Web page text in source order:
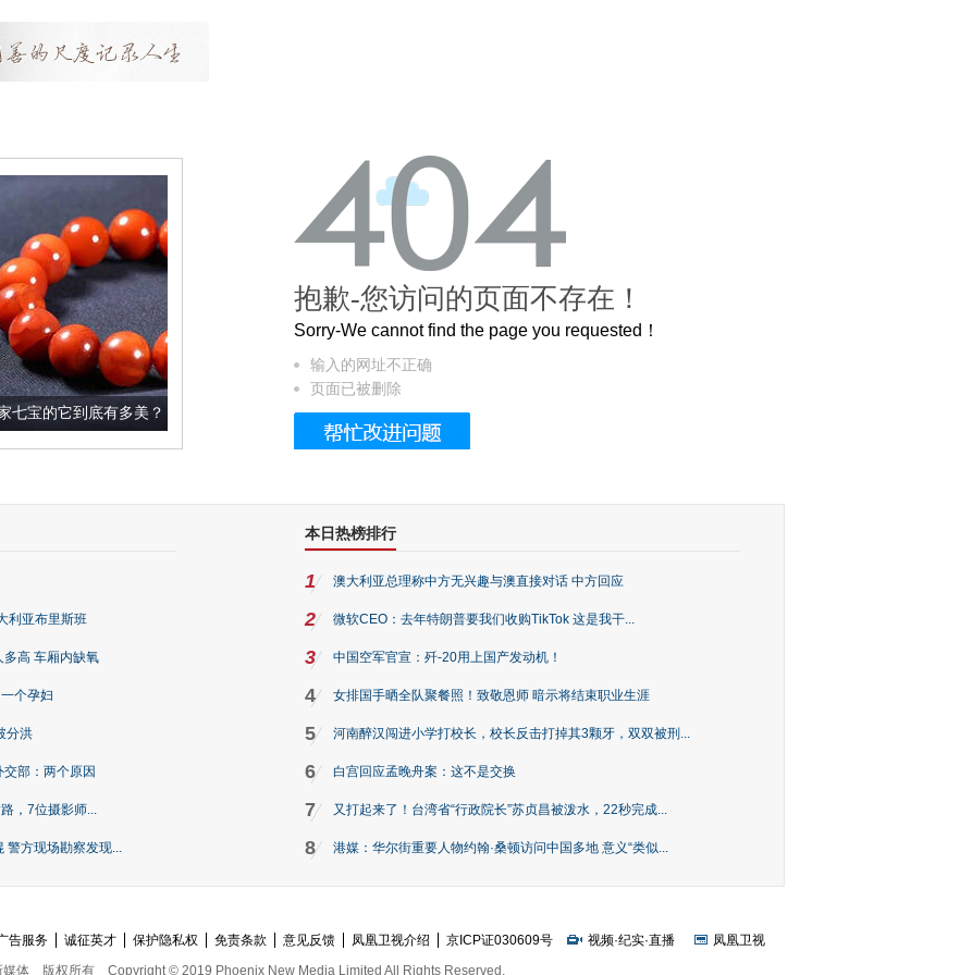
多美？ 这个3.2米的长卷，还原了600岁的紫禁城
抱歉-您访问的页面不存在！
Sorry-We cannot find the page you requested！
输入的网址不正确
页面已被删除
利亚布里斯班
高 车厢内缺氧
个孕妇
分洪
部：两个原因
，7位摄影师...
警方现场勘察发现...
本日热榜排行
1 澳大利亚总理称中方无兴趣与澳直接对话 中方回应
2 微软CEO：去年特朗普要我们收购TikTok 这是我干...
3 中国空军官宣：歼-20用上国产发动机！
4 女排国手晒全队聚餐照！致敬恩师 暗示将结束职业生涯
5 河南醉汉闯进小学打校长，校长反击打掉其3颗牙，双双被刑...
6 白宫回应孟晚舟案：这不是交换
7 又打起来了！台湾省“行政院长”苏贞昌被泼水，22秒完成...
8 港媒：华尔街重要人物约翰·桑顿访问中国多地 意义“类似...
告服务 诚征英才 保护隐私权 免责条款 意见反馈 凤凰卫视介绍 京ICP证030609号 视频·纪实·直播
凤凰卫视
媒体
版权所有 Copyright © 2019 Phoenix New Media Limited All Rights Reserved.